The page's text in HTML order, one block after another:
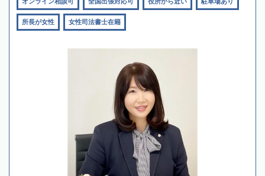
オンライン相談可 全国出張対応可 役所から近い 駐車場あり
所長が女性 女性司法書士在籍